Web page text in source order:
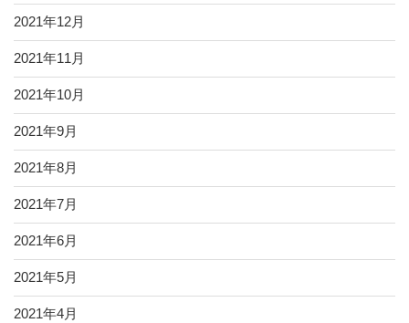
2021年12月
2021年11月
2021年10月
2021年9月
2021年8月
2021年7月
2021年6月
2021年5月
2021年4月